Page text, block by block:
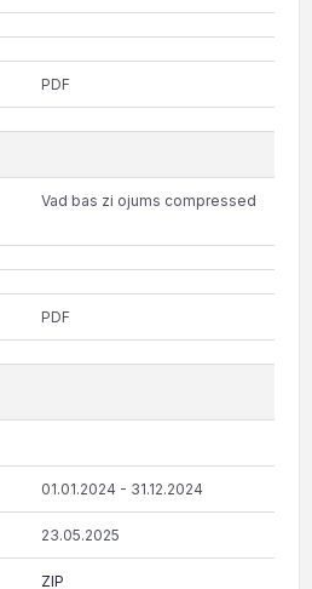
PDF
Vad bas zi ojums compressed
PDF
01.01.2024 - 31.12.2024
23.05.2025
ZIP